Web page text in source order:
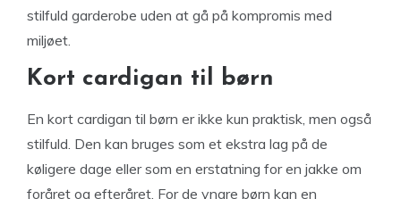
stilfuld garderobe uden at gå på kompromis med
miljøet.
Kort cardigan til børn
En kort cardigan til børn er ikke kun praktisk, men også
stilfuld. Den kan bruges som et ekstra lag på de
køligere dage eller som en erstatning for en jakke om
foråret og efteråret. For de yngre børn kan en